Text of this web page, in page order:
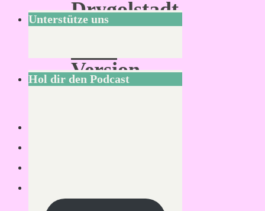
Drygolstadt
–
Version
online
finde
ich
Unterstütze uns
Hol dir den Podcast